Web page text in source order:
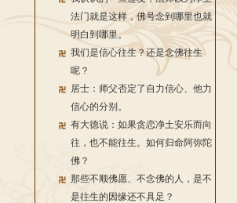
法门就是这样，佛号念到哪里也就
明白到哪里。
我们是信心往生？还是念佛往生
呢？
居士：师父否定了自力信心、他力
信心的分别。
有大德说：如果贪恋净土安乐而向
往，也不能往生。如何归命阿弥陀
佛？
那些不顺佛愿、不念佛的人，是不
是往生的因缘还不具足？